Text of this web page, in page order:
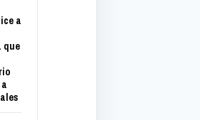
a
que